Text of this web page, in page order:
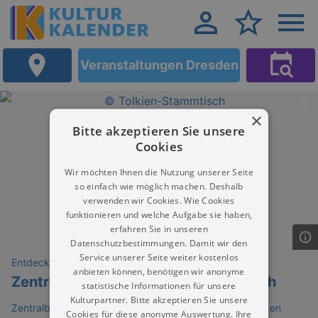
Veranstaltungen Dresden
Entdeckungen
Zentralbibliothek: Tolkien-Stammtisch
Zentralbibliothek im Kulturpalast – Städtische Bibliotheken
×
Bitte akzeptieren Sie unsere
Cookies
Wir möchten Ihnen die Nutzung unserer Seite
so einfach wie möglich machen. Deshalb
verwenden wir Cookies. Wie Cookies
funktionieren und welche Aufgabe sie haben,
erfahren Sie in unseren
Datenschutzbestimmungen. Damit wir den
Service unserer Seite weiter kostenlos
anbieten können, benötigen wir anonyme
statistische Informationen für unsere
Kulturpartner. Bitte akzeptieren Sie unsere
Cookies für diese anonyme Auswertung. Ihre